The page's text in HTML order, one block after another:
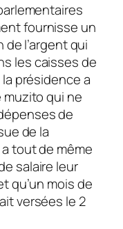
fournisse un
l’argent qui
les caisses de
la présidence a
muzito qui ne
de
de la
tout de même
salaire leur
qu’un mois de
versées le 2